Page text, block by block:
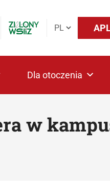
Dla otoczenia
w